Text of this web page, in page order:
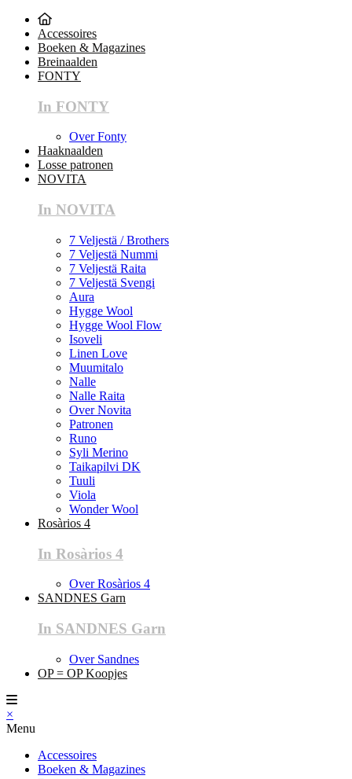
Accessoires
Boeken & Magazines
Breinaalden
FONTY
In FONTY
Over Fonty
Haaknaalden
Losse patronen
NOVITA
In NOVITA
7 Veljestä / Brothers
7 Veljestä Nummi
7 Veljestä Raita
7 Veljestä Svengi
Aura
Hygge Wool
Hygge Wool Flow
Isoveli
Linen Love
Muumitalo
Nalle
Nalle Raita
Over Novita
Patronen
Runo
Syli Merino
Taikapilvi DK
Tuuli
Viola
Wonder Wool
Rosàrios 4
In Rosàrios 4
Over Rosàrios 4
SANDNES Garn
In SANDNES Garn
Over Sandnes
OP = OP Koopjes
×
Menu
Accessoires
Boeken & Magazines